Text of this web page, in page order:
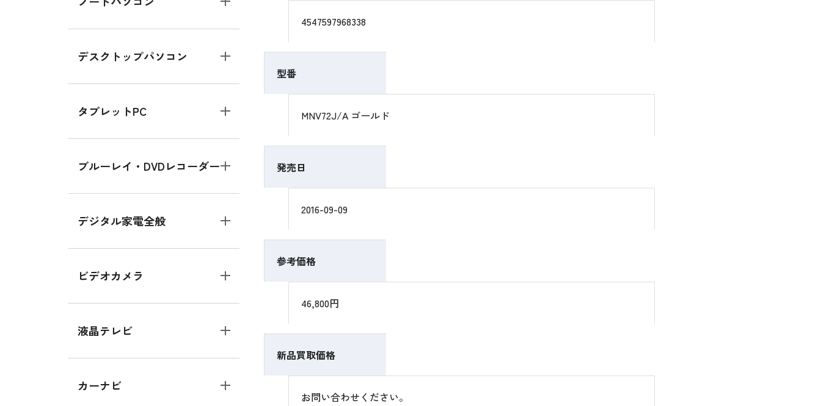
デスクトップパソコン
タブレットPC
ブルーレイ・DVDレコーダー
デジタル家電全般
ビデオカメラ
液晶テレビ
カーナビ
4547597968338
型番
MNV72J/A ゴールド
発売日
2016-09-09
参考価格
46,800円
新品買取価格
お問い合わせください。